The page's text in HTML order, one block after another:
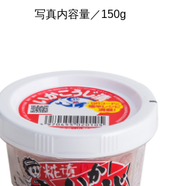
写真内容量／150g